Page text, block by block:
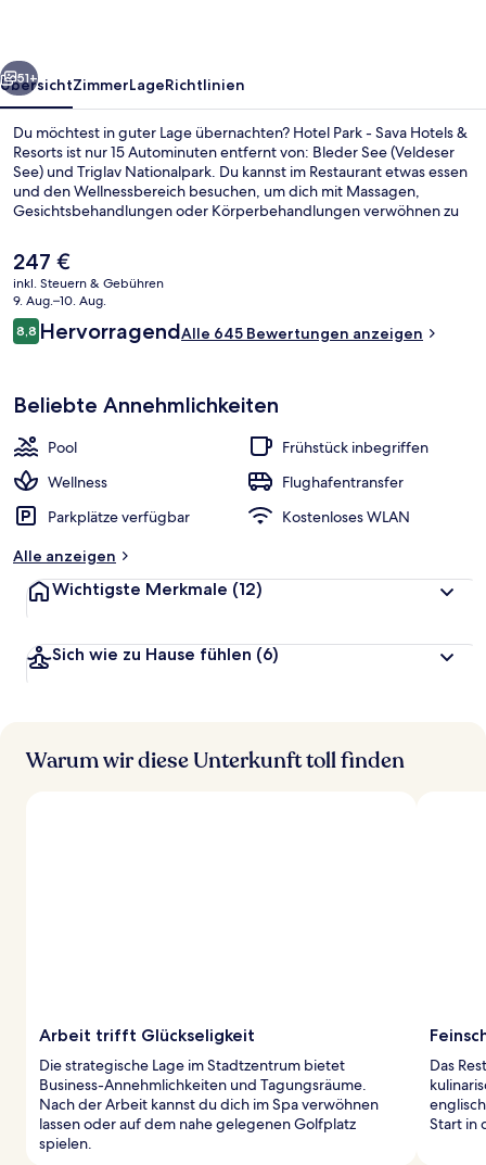
Resorts
Weiter
51+
ÜbersichtZimmerLageRichtlinien
Du möchtest in guter Lage übernachten? Hotel Park - Sava Hotels &
Resorts ist nur 15 Autominuten entfernt von: Bleder See (Veldeser
See) und Triglav Nationalpark. Du kannst im Restaurant etwas essen
und den Wellnessbereich besuchen, um dich mit Massagen,
Gesichtsbehandlungen oder Körperbehandlungen verwöhnen zu
Fitnessmöglichkeiten. Andere Reisende lieben das hilfsbereite
Personal und das Frühstück.
Der
aktuelle
Preis
beträgt
247 €.
247 €
inkl. Steuern & Gebühren
9. Aug.–10. Aug.
Bewertungen
8,88,8 von 10.
HervorragendAlle 645 Bewertungen anzeigen
Beliebte Annehmlichkeiten
Pool
Frühstück inbegriffen
Wellness
Flughafentransfer
Parkplätze verfügbar
Kostenloses WLAN
Alle anzeigen
Wichtigste Merkmale (12)
Sich wie zu Hause fühlen (6)
Warum wir diese Unterkunft toll finden
Arbeit trifft Glückseligkeit
Die strategische Lage im Stadtzentrum bietet
Business-Annehmlichkeiten und Tagungsräume.
Nach der Arbeit kannst du dich im Spa verwöhnen
lassen oder auf dem nahe gelegenen Golfplatz
spielen.
Das
Start in